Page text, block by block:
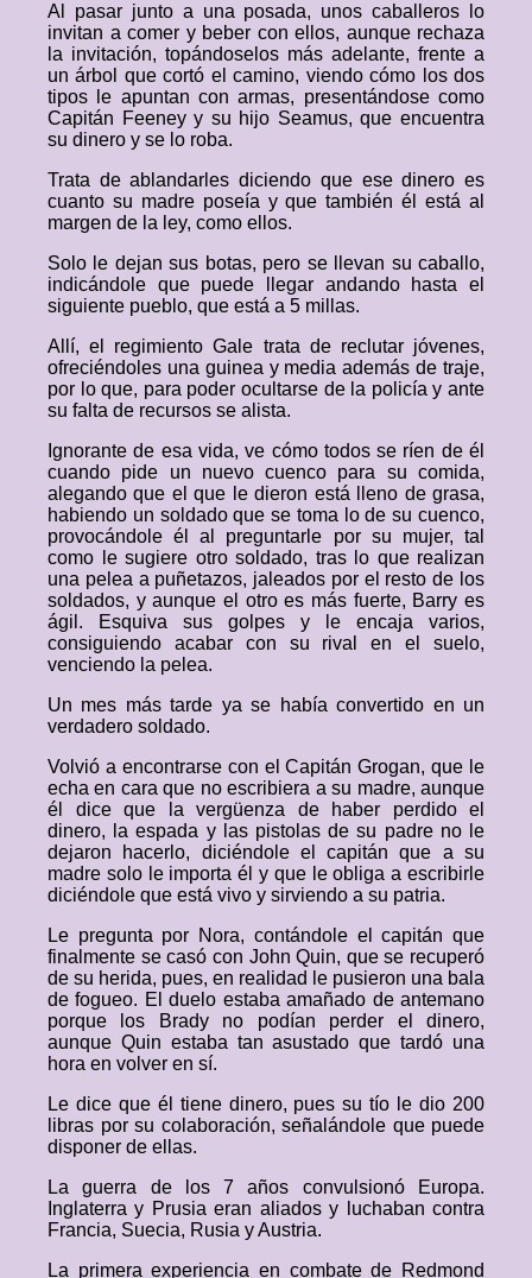
Al pasar junto a una posada, unos caballeros lo
invitan a comer y beber con ellos, aunque rechaza
la invitación, topándoselos más adelante, frente a
un árbol que cortó el camino, viendo cómo los dos
tipos le apuntan con armas, presentándose como
Capitán Feeney y su hijo Seamus, que encuentra
su dinero y se lo roba.
Trata de ablandarles diciendo que ese dinero es
cuanto su madre poseía y que también él está al
margen de la ley, como ellos.
Solo le dejan sus botas, pero se llevan su caballo,
indicándole que puede llegar andando hasta el
siguiente pueblo, que está a 5 millas.
Allí, el regimiento Gale trata de reclutar jóvenes,
ofreciéndoles una guinea y media además de traje,
por lo que, para poder ocultarse de la policía y ante
su falta de recursos se alista.
Ignorante de esa vida, ve cómo todos se ríen de él
cuando pide un nuevo cuenco para su comida,
alegando que el que le dieron está lleno de grasa,
habiendo un soldado que se toma lo de su cuenco,
provocándole él al preguntarle por su mujer, tal
como le sugiere otro soldado, tras lo que realizan
una pelea a puñetazos, jaleados por el resto de los
soldados, y aunque el otro es más fuerte, Barry es
ágil. Esquiva sus golpes y le encaja varios,
consiguiendo acabar con su rival en el suelo,
venciendo la pelea.
Un mes más tarde ya se había convertido en un
verdadero soldado.
Volvió a encontrarse con el Capitán Grogan, que le
echa en cara que no escribiera a su madre, aunque
él dice que la vergüenza de haber perdido el
dinero, la espada y las pistolas de su padre no le
dejaron hacerlo, diciéndole el capitán que a su
madre solo le importa él y que le obliga a escribirle
diciéndole que está vivo y sirviendo a su patria.
Le pregunta por Nora, contándole el capitán que
finalmente se casó con John Quin, que se recuperó
de su herida, pues, en realidad le pusieron una bala
de fogueo. El duelo estaba amañado de antemano
porque los Brady no podían perder el dinero,
aunque Quin estaba tan asustado que tardó una
hora en volver en sí.
Le dice que él tiene dinero, pues su tío le dio 200
libras por su colaboración, señalándole que puede
disponer de ellas.
La guerra de los 7 años convulsionó Europa.
Inglaterra y Prusia eran aliados y luchaban contra
Francia, Suecia, Rusia y Austria.
La primera experiencia en combate de Redmond